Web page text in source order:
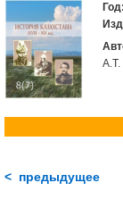
Год:
А.Т.
< предыдущее